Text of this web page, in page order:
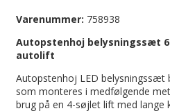
Varenummer: 758938
Autopstenhoj belysningssæt
autolift
Autopstenhoj LED belysningssæt
som monteres i medfølgende
brug på en 4-søjlet lift med lange